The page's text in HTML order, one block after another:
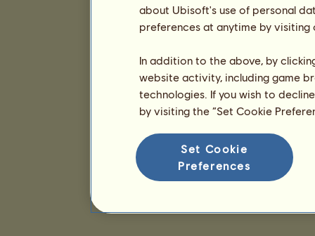
about Ubisoft's use of personal
preferences at anytime by
In addition to the above, by
website activity, including game
technologies. If you wish to
by visiting the “Set Cookie
Set Cookie
Preferences